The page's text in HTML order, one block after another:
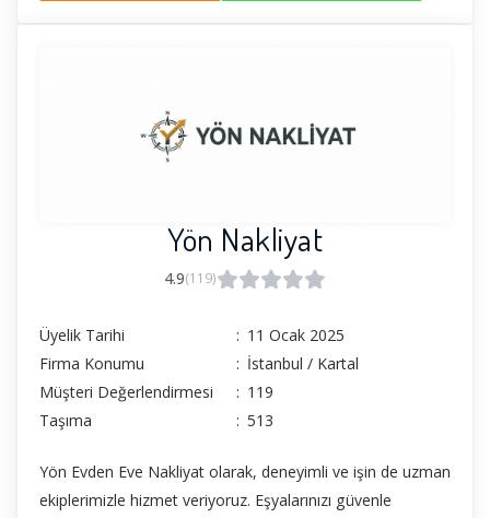
Yön Nakliyat
4.9(119)
Üyelik Tarihi : 11 Ocak 2025
Firma Konumu
: İstanbul / Kartal
Müşteri Değerlendirmesi
: 119
Taşıma
: 513
Yön Evden Eve Nakliyat olarak, deneyimli ve işin de uzman
ekiplerimizle hizmet veriyoruz. Eşyalarınızı güvenle